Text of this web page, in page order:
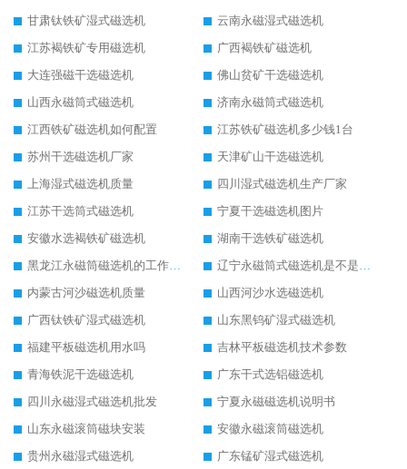
甘肃钛铁矿湿式磁选机
云南永磁湿式磁选机
江苏褐铁矿专用磁选机
广西褐铁矿磁选机
大连强磁干选磁选机
佛山贫矿干选磁选机
山西永磁筒式磁选机
济南永磁筒式磁选机
江西铁矿磁选机如何配置
江苏铁矿磁选机多少钱1台
苏州干选磁选机厂家
天津矿山干选磁选机
上海湿式磁选机质量
四川湿式磁选机生产厂家
江苏干选筒式磁选机
宁夏干选磁选机图片
安徽水选褐铁矿磁选机
湖南干选铁矿磁选机
黑龙江永磁筒磁选机的工作原理
辽宁永磁筒式磁选机是不是强磁
内蒙古河沙磁选机质量
山西河沙水选磁选机
广西钛铁矿湿式磁选机
山东黑钨矿湿式磁选机
福建平板磁选机用水吗
吉林平板磁选机技术参数
青海铁泥干选磁选机
广东干式选铝磁选机
四川永磁湿式磁选机批发
宁夏永磁磁选机说明书
山东永磁滚筒磁块安装
安徽永磁滚筒磁选机
贵州永磁湿式磁选机
广东锰矿湿式磁选机